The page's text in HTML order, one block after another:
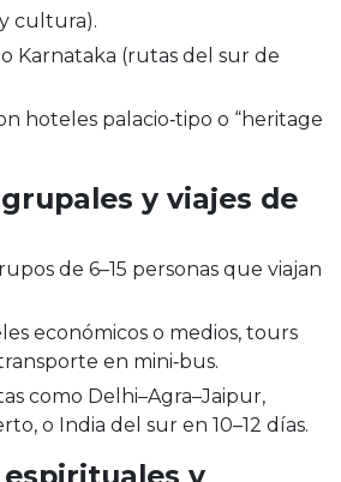
cultura).
Karnataka (rutas del sur de
hoteles palacio‑tipo o “heritage
y viajes de
de 6–15 personas que viajan
económicos o medios, tours
en mini‑bus.
como Delhi–Agra–Jaipur,
o India del sur en 10–12 días.